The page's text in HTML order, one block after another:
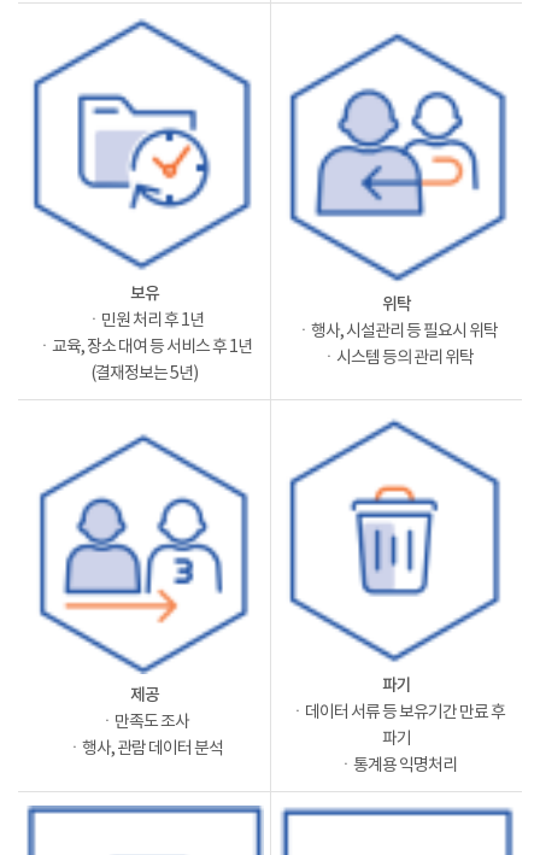
보유
ㆍ민원 처리 후 1년
ㆍ교육, 장소 대여 등 서비스 후 1년
(결재정보는 5년)
위탁
ㆍ행사, 시설관리 등 필요시 위탁
ㆍ시스템 등의 관리 위탁
제공
ㆍ만족도 조사
ㆍ행사, 관람 데이터 분석
파기
ㆍ데이터 서류 등 보유기간 만료 후
파기
ㆍ통계용 익명처리